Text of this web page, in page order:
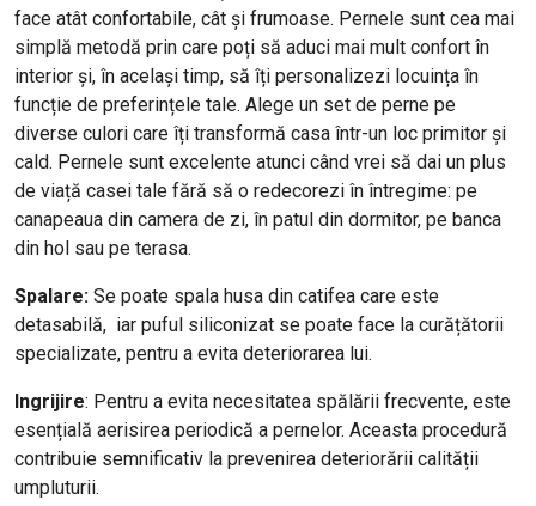
face atât confortabile, cât și frumoase. Pernele sunt cea mai
simplă metodă prin care poți să aduci mai mult confort în
interior și, în același timp, să îți personalizezi locuința în
funcție de preferințele tale. Alege un set de perne pe
diverse culori care îți transformă casa într-un loc primitor și
cald. Pernele sunt excelente atunci când vrei să dai un plus
de viață casei tale fără să o redecorezi în întregime: pe
canapeaua din camera de zi, în patul din dormitor, pe banca
din hol sau pe terasa.
Spalare: Se poate spala husa din catifea care este
detasabilă, iar puful siliconizat se poate face la curățătorii
specializate, pentru a evita deteriorarea lui.
Ingrijire: Pentru a evita necesitatea spălării frecvente, este
esențială aerisirea periodică a pernelor. Aceasta procedură
contribuie semnificativ la prevenirea deteriorării calității
umpluturii.